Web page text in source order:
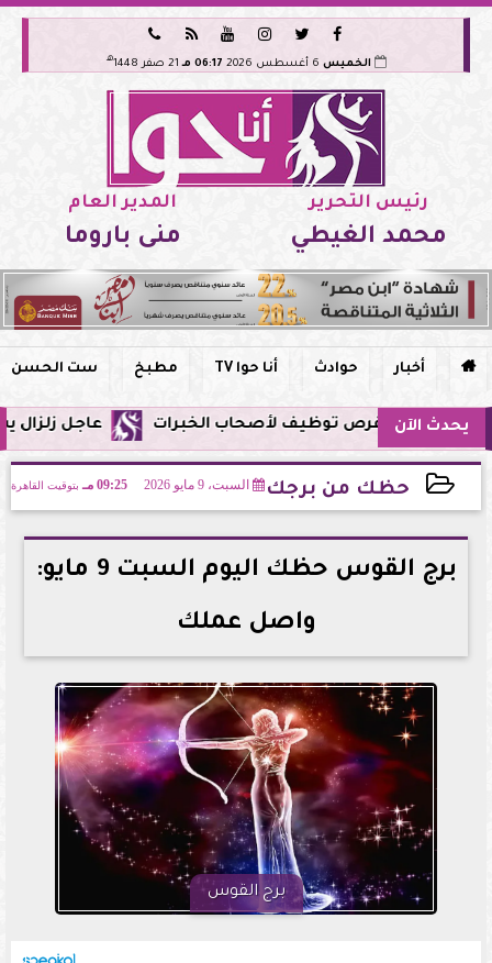






الخميس 06:17 مـ 21 صفر 1448 هـ
رئيس التحرير
محمد الغيطي
المدير العام
منى باروما
 أخبار حوادث أنا حوا TV مطبخ ست الحسن
يحدث الآن عاجل زلزال يشعر به سكان مصر فجر اليوم
حظك من برجك السبت، 9 مايو 2026 09:25 مـ بتوقيت القاهرة
2026-05-09 21:25:49
برج القوس حظك اليوم السبت 9 مايو:
واصل عملك
برج القوس